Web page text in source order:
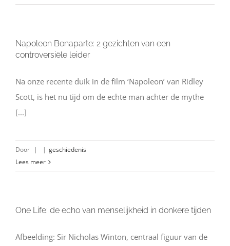
Napoleon Bonaparte: 2 gezichten van een
controversiële leider
Na onze recente duik in de film ‘Napoleon’ van Ridley
Scott, is het nu tijd om de echte man achter de mythe
[...]
Door | | geschiedenis
Lees meer
One Life: de echo van menselijkheid in donkere tijden
Afbeelding: Sir Nicholas Winton, centraal figuur van de